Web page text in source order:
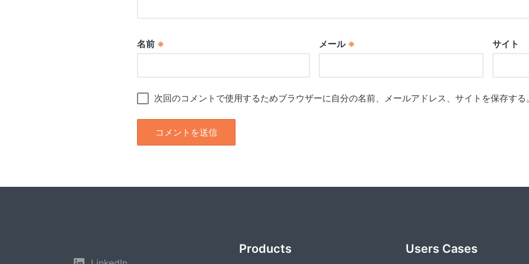
名前 ※ メール ※ サイト
次回のコメントで使用するためブラウザーに自分の名前、メールアドレス、サイトを保存する。
Products Users Cases